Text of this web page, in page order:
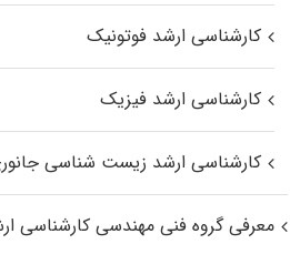
کارشناسی ارشد فوتونیک
کارشناسی ارشد فیزیک
کارشناسی ارشد زیست‌ شناسی
معرفی گروه فنی مهندسی کارشناسی